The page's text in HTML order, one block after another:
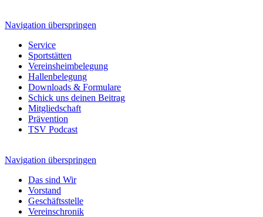
Navigation überspringen
Service
Sportstätten
Vereinsheimbelegung
Hallenbelegung
Downloads & Formulare
Schick uns deinen Beitrag
Mitgliedschaft
Prävention
TSV Podcast
Navigation überspringen
Das sind Wir
Vorstand
Geschäftsstelle
Vereinschronik